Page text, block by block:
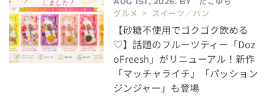
グルメ > スイーツ／パン
【砂糖不使用でゴクゴク飲める
♡】話題のフルーツティー「Doz
oFreesh」がリニューアル！新作
「マッチャライチ」「パッション
ジンジャー」も登場